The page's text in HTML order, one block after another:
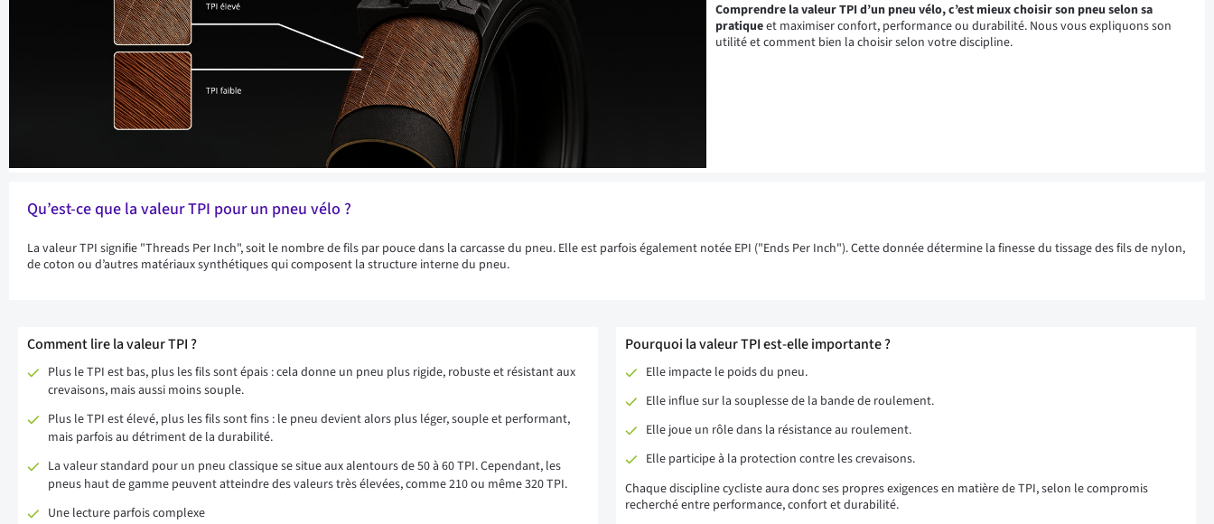
Comprendre la valeur TPI d’un pneu vélo, c’est mieux choisir son pneu selon sa
pratiqueet maximiser confort, performance ou durabilité. Nous vous expliquons son
utilité et comment bien la choisir selon votre discipline.
Qu’est-ce que la valeur TPI pour un pneu vélo ?
La valeur TPI signifie "Threads Per Inch", soit le nombre de fils par pouce dans la carcasse du pneu. Elle est parfois également notée EPI ("Ends Per Inch"). Cette donnée détermine la finesse du tissage des fils de nylon,
de coton ou d’autres matériaux synthétiques qui composent la structure interne du pneu.
Comment lire la valeur TPI ?
Plus le TPI est bas, plus les fils sont épais : cela donne un pneu plus rigide, robuste et résistant aux
crevaisons, mais aussi moins souple.
Plus le TPI est élevé, plus les fils sont fins : le pneu devient alors plus léger, souple et performant,
mais parfois au détriment de la durabilité.
La valeur standard pour un pneu classique se situe aux alentours de 50 à 60 TPI. Cependant, les
pneus haut de gamme peuvent atteindre des valeurs très élevées, comme 210 ou même 320 TPI.
Une lecture parfois complexe
Pourquoi la valeur TPI est-elle importante ?
Elle impacte le poids du pneu.
Elle influe sur la souplesse de la bande de roulement.
Elle joue un rôle dans la résistance au roulement.
Elle participe à la protection contre les crevaisons.
Chaque discipline cycliste aura donc ses propres exigences en matière de TPI, selon le compromis
recherché entre performance, confort et durabilité.